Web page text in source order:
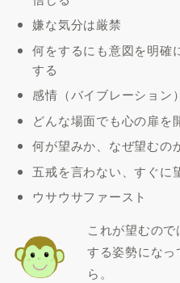
嫌な気分は厳禁
何をするにも意図を明確
する
感情（バイブレーション
どんな場面でも心の扉を
何が望みか、なぜ望むの
五戒を言わない、すぐに
ウサウサファースト
これが望むの
する姿勢にな
ら。